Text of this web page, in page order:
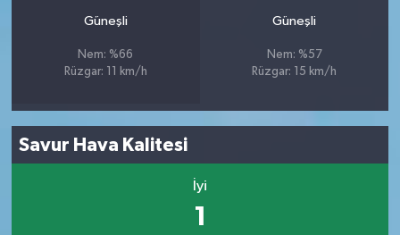
Güneşli
Nem: %66
Rüzgar: 11 km/h
Güneşli
Nem: %57
Rüzgar: 15 km/h
Savur Hava Kalitesi
İyi
1